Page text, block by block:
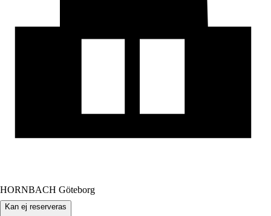
HORNBACH Göteborg
Kan ej reserveras